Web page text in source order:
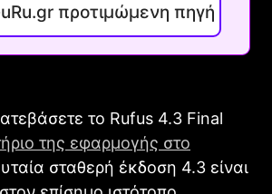
προτιμώμενη πηγή
το Rufus 4.3 Final
της εφαρμογής στο
σταθερή έκδοση 4.3 είναι